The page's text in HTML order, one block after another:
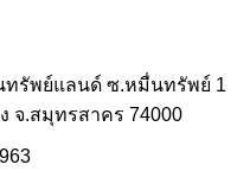
ทรัพย์แลนด์ ซ.หมื่นทรัพย์ 1
จ.สมุทรสาคร 74000